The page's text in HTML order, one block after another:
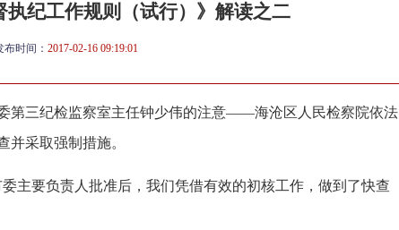
纪工作规则（试行）》解读之二
布时间： 2017-02-16 09:19:01
第三纪检监察室主任钟少伟的注意——海沧区人民检察院依法
并采取强制措施。
主要负责人批准后，我们凭借有效的初核工作，做到了快查